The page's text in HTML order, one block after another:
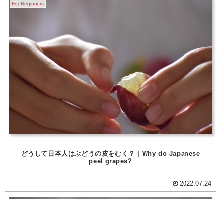
For Beginners
どうして日本人はぶどうの皮をむく？ | Why do Japanese
peel grapes?
2022.07.24